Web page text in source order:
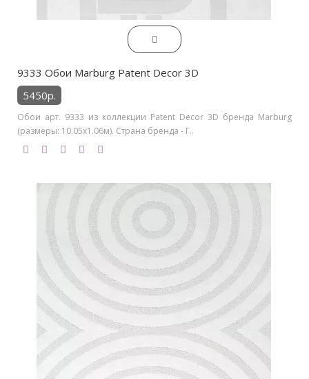
9333 Обои Marburg Patent Decor 3D
5450р.
Обои арт. 9333 из коллекции Patent Decor 3D бренда Marburg
(размеры: 10.05х1.06м). Страна бренда - Г..